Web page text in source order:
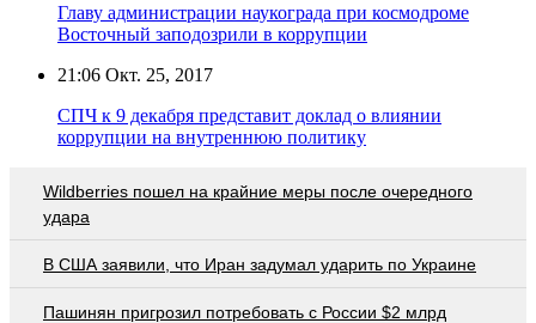
Главу администрации наукограда при космодроме
Восточный заподозрили в коррупции
21:06 Окт. 25, 2017
СПЧ к 9 декабря представит доклад о влиянии
коррупции на внутреннюю политику
Wildberries пошел на крайние меры после очередного
удара
В США заявили, что Иран задумал ударить по Украине
Пашинян пригрозил потребовать c России $2 млрд